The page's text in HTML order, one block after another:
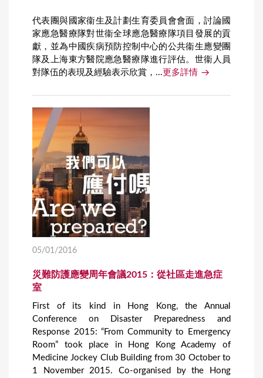
代表團與國家衞生及計劃生育委員會會面，討論國
家應急醫療隊對世衞全球應急醫療隊項目發展的貢
獻，並為中國疾病預防控制中心的公共衞生應變團
隊及上海東方醫院應急醫療隊進行評估。世衞人員
對隊伍的表現及經驗表示欣賞，...更多詳情
05/01/2016
災難防護應變周年會議2015：從社區走進急症
室
First of its kind in Hong Kong, the Annual
Conference on Disaster Preparedness and
Response 2015: “From Community to Emergency
Room” took place in Hong Kong Academy of
Medicine Jockey Club Building from 30 October to
1 November 2015. Co-organised by the Hong